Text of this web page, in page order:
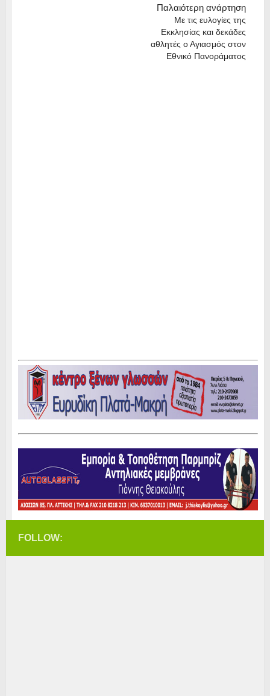
Παλαιότερη ανάρτηση
Με τις ευλογίες της
Εκκλησίας και δεκάδες
αθλητές ο Αγιασμός στον
Εθνικό Πανοράματος
FOLLOW: